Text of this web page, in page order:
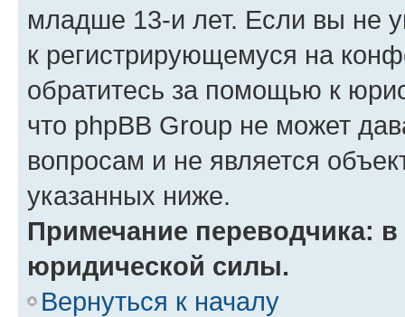
младше 13-и лет. Если вы не
к регистрирующемуся на
обратитесь за помощью к
что phpBB Group не может
вопросам и не является
указанных ниже.
Примечание переводчика:
юридической силы.
Вернуться к началу